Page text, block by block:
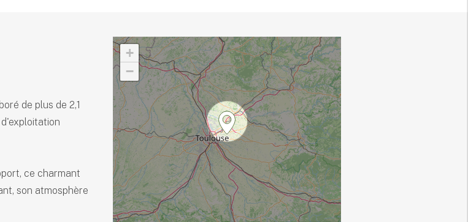
+
−
de plus de 2,1
ce charmant
son atmosphère